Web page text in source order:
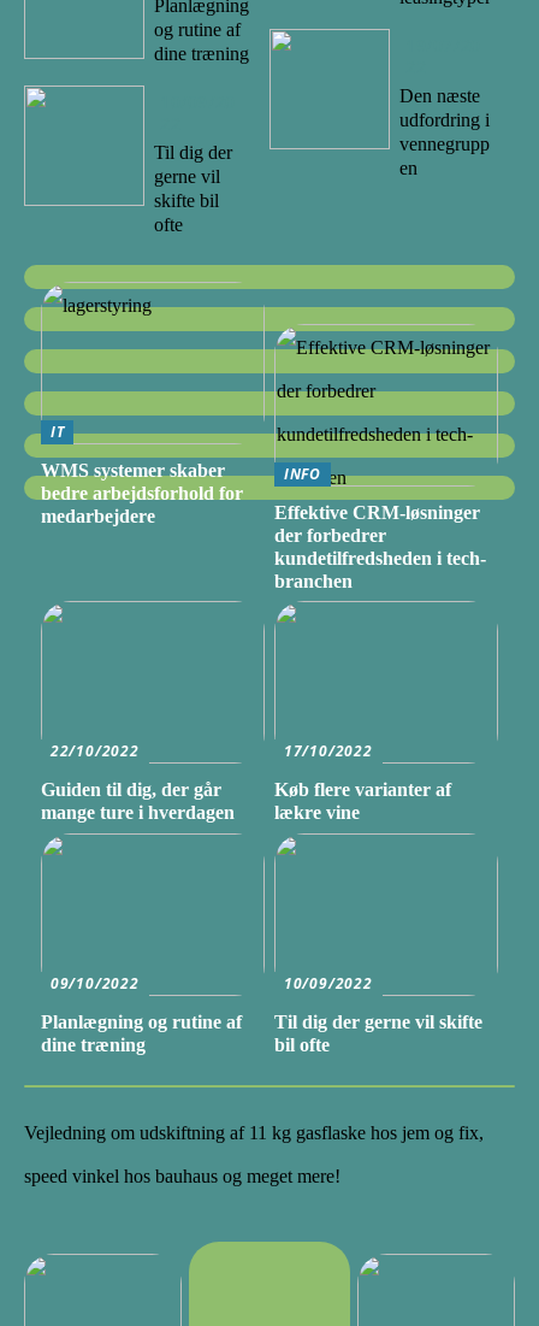
Planlægning
og rutine af
dine træning
Til dig der
gerne vil
skifte bil
ofte
Den næste
udfordring i
vennegrupp
en
IT
WMS systemer skaber
bedre arbejdsforhold for
medarbejdere
INFO
Effektive CRM-løsninger
der forbedrer
kundetilfredsheden i tech-
branchen
22/10/2022
Guiden til dig, der går
mange ture i hverdagen
17/10/2022
Køb flere varianter af
lækre vine
09/10/2022
Planlægning og rutine af
dine træning
10/09/2022
Til dig der gerne vil skifte
bil ofte
Vejledning om udskiftning af 11 kg gasflaske hos jem og fix,
speed vinkel hos bauhaus og meget mere!